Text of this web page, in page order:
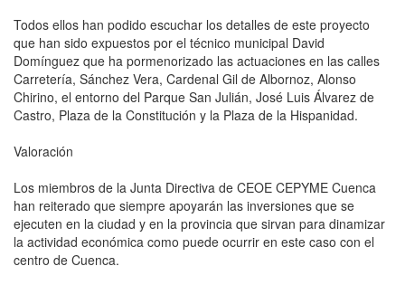
Todos ellos han podido escuchar los detalles de este proyecto
que han sido expuestos por el técnico municipal David
Domínguez que ha pormenorizado las actuaciones en las calles
Carretería, Sánchez Vera, Cardenal Gil de Albornoz, Alonso
Chirino, el entorno del Parque San Julián, José Luis Álvarez de
Castro, Plaza de la Constitución y la Plaza de la Hispanidad.
Valoración
Los miembros de la Junta Directiva de CEOE CEPYME Cuenca
han reiterado que siempre apoyarán las inversiones que se
ejecuten en la ciudad y en la provincia que sirvan para dinamizar
la actividad económica como puede ocurrir en este caso con el
centro de Cuenca.